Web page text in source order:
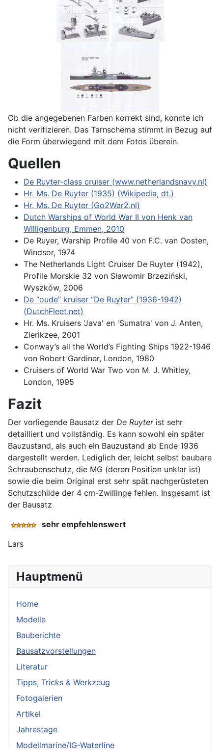
Hauptmenü
Home
Modelle
Bauberichte
Bausatzvorstellungen
Literatur
Tipps, Tricks & Werkzeug
Fotogalerien
Artikel
Jahrestage
Modellmarine/IG-Waterline
Ob die angegebenen Farben korrekt sind, konnte ich
nicht verifizieren. Das Tarnschema stimmt in Bezug auf
die Form überwiegend mit dem Fotos überein.
Quellen
De Ruyter-class cruiser (www.netherlandsnavy.nl)
Hr. Ms. De Ruyter (1935) (Wikipedia, dt.)
Hr. Ms. De Ruyter (Go2War2.nl)
Dutch Warships of World War II von Henk van
Willigenburg, Emmen, 2010
De Ruyer, Warship Profile 40 von F.C. van Oosten,
Windsor, 1974
The Netherlands Light Cruiser De Ruyter (1942),
Profile Morskie 32 von Sławomir Brzeziński,
Wyszków, 2006
De “oude” kruiser “De Ruyter” (1936-1942)
(DutchFleet.net)
Hr. Ms. Kruisers 'Java' en 'Sumatra' von J. Anten,
Zierikzee, 2001
Conway’s all the World’s Fighting Ships 1922-1946
von Robert Gardiner, London, 1980
Cruisers of World War Two von M. J. Whitley,
London, 1995
Fazit
Der vorliegende Bausatz der De Ruyterist sehr
detailliert und vollständig. Es kann sowohl ein später
Bauzustand, als auch ein Bauzustand ab Ende 1936
dargestellt werden. Lediglich der, leicht selbst baubare
Schraubenschutz, die MG (deren Position unklar ist)
sowie die beim Original erst sehr spät nachgerüsteten
Schutzschilde der 4 cm-Zwillinge fehlen. Insgesamt ist
der Bausatz
sehr empfehlenswert
Lars